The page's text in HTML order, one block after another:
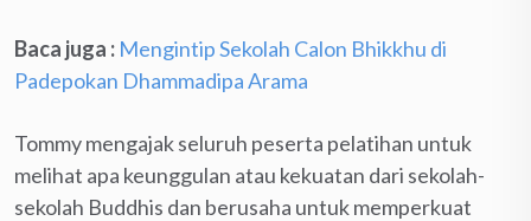
Baca juga : Mengintip Sekolah Calon Bhikkhu di
Padepokan Dhammadipa Arama
Tommy mengajak seluruh peserta pelatihan untuk
melihat apa keunggulan atau kekuatan dari sekolah-
sekolah Buddhis dan berusaha untuk memperkuat